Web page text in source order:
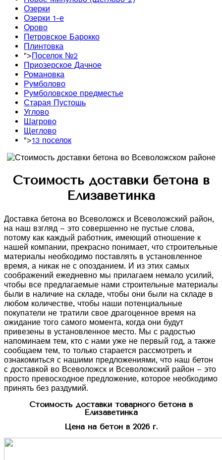
Озерки
Озерки 1-е
Орово
Петровское Барокко
Плинтовка
">Поселок №2
Приозерское Дачное
Романовка
Румболово
Румболовское предместье
Старая Пустошь
Углово
Шагрово
Щеглово
">13 поселок
Стоимость доставки бетона в
Елизаветинка
Доставка бетона во Всеволожск и Всеволожский район,
на наш взгляд – это совершенно не пустые слова,
потому как каждый работник, имеющий отношение к
нашей компании, прекрасно понимает, что строительные
материалы необходимо поставлять в установленное
время, а никак не с опозданием. И из этих самых
соображений ежедневно мы прилагаем немало усилий,
чтобы все предлагаемые нами строительные материалы
были в наличие на складе, чтобы они были на складе в
любом количестве, чтобы наши потенциальные
покупатели не тратили свое драгоценное время на
ожидание того самого момента, когда они будут
привезены в установленное место. Мы с радостью
напоминаем тем, кто с нами уже не первый год, а также
сообщаем тем, то только старается рассмотреть и
ознакомиться с нашими предложениями, что наш бетон
с доставкой во Всеволожск и Всеволожский район – это
просто превосходное предложение, которое необходимо
принять без раздумий.
Стоимость доставки товарного бетона в
Елизаветинка
Цена на бетон в 2026 г.